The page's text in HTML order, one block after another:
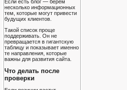
Если есть блог — берём
несколько информационных
тем, которые могут привести
будущих клиентов.
Такой список проще
поддерживать. Он не
превращается в гигантскую
таблицу и показывает именно
те направления, которые
важны для развития сайта.
Что делать после
проверки